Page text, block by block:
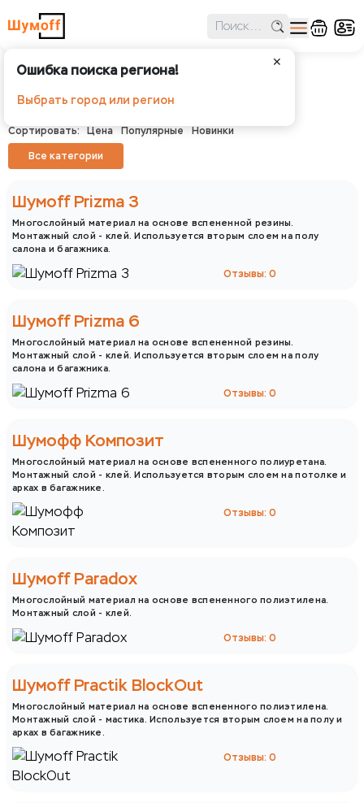
✕
Ошибка поиска региона!
Выбрать город или регион
Шумоизоляция
Сортировать: Цена Популярные Новинки
Все категории
Шумoff Prizma 3
Многослойный материал на основе вспененной резины.
Монтажный слой - клей. Используется вторым слоем на полу
салона и багажника.
Отзывы: 0
Шумoff Prizma 6
Многослойный материал на основе вспененной резины.
Монтажный слой - клей. Используется вторым слоем на полу
салона и багажника.
Отзывы: 0
Шумофф Композит
Многослойный материал на основе вспененного полиуретана.
Монтажный слой - клей. Используется вторым слоем на потолке и
арках в багажнике.
Отзывы: 0
Шумoff Paradox
Многослойный материал на основе вспененного полиэтилена.
Монтажный слой - клей.
Отзывы: 0
Шумoff Practik BlockOut
Многослойный материал на основе вспененного полиэтилена.
Монтажный слой - мастика. Используется вторым слоем на полу и
арках в багажнике.
Отзывы: 0